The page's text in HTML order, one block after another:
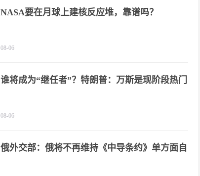
NASA要在月球上建核反应堆，靠谱吗？
08-06
谁将成为“继任者”？特朗普：万斯是现阶段热门
08-06
俄外交部：俄将不再维持《中导条约》单方面自